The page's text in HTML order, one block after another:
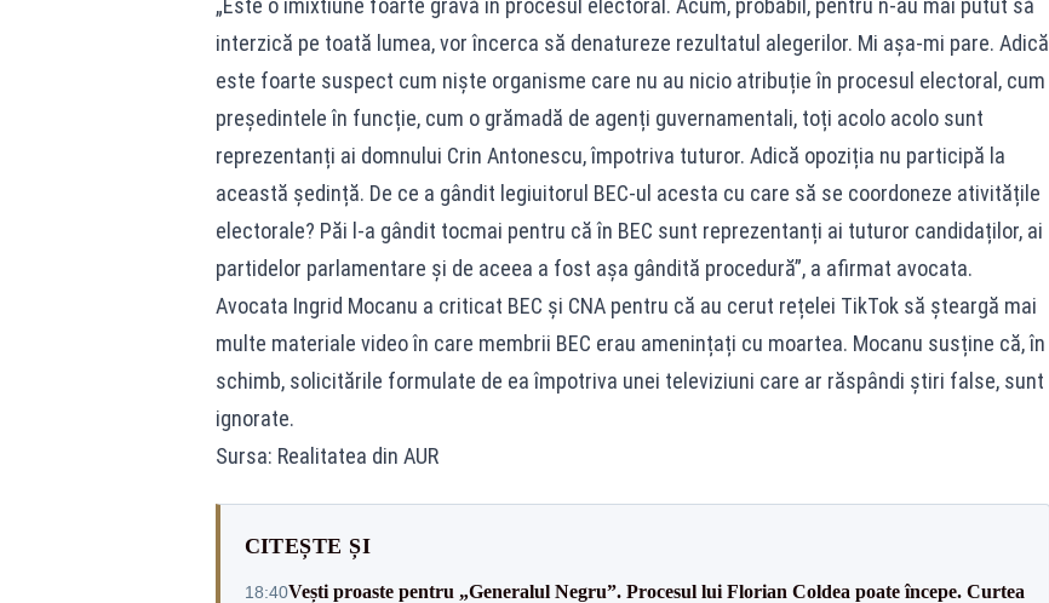
„Este o imixtiune foarte gravă în procesul electoral. Acum, probabil, pentru n-au mai putut să
interzică pe toată lumea, vor încerca să denatureze rezultatul alegerilor. Mi așa-mi pare. Adică
este foarte suspect cum niște organisme care nu au nicio atribuție în procesul electoral, cum
președintele în funcție, cum o grămadă de agenți guvernamentali, toți acolo acolo sunt
reprezentanți ai domnului Crin Antonescu, împotriva tuturor. Adică opoziția nu participă la
această ședință. De ce a gândit legiuitorul BEC-ul acesta cu care să se coordoneze ativitățile
electorale? Păi l-a gândit tocmai pentru că în BEC sunt reprezentanți ai tuturor candidaților, ai
partidelor parlamentare și de aceea a fost așa gândită procedură”, a afirmat avocata.
Avocata Ingrid Mocanu a criticat BEC și CNA pentru că au cerut rețelei TikTok să șteargă mai
multe materiale video în care membrii BEC erau amenințați cu moartea. Mocanu susține că, în
schimb, solicitările formulate de ea împotriva unei televiziuni care ar răspândi știri false, sunt
ignorate.
Sursa: Realitatea din AUR
CITEȘTE ȘI
18:40Vești proaste pentru „Generalul Negru”. Procesul lui Florian Coldea poate începe. Curtea